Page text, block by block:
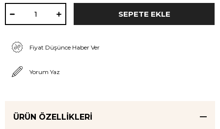
Fiyat Düşünce Haber Ver
Yorum Yaz
ÜRÜN ÖZELLIKLERI